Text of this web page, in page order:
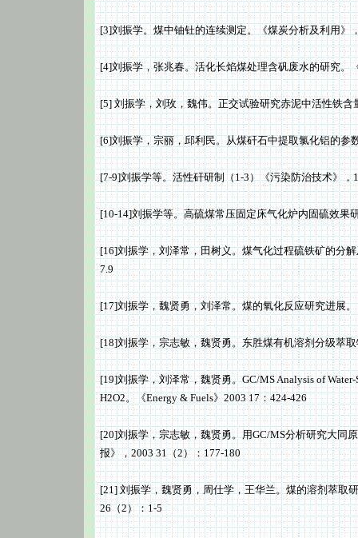
[3]刘振学。煤中铀钍的连续测定。《煤炭分析及利用》
[4]刘振学，张兆春。活化长焰煤处理含矾废水的研究。
[5] 刘振学，刘玫，魏伟。正交试验研究赤泥中活性铁
[6]刘振学，宗丽，邱利民。从煤矸石中提取氯化铝的参
[7-9]刘振学等。活性矸研制（1-3）《污染防治技术》，
[10-14]刘振学等。高硫煤常压固定床气化炉内固硫效果
[16]刘振学，刘泽常，田树义。煤气化过程硫铁矿的分
7.9
[17]刘振学，魏贤勇，刘泽常。煤的氧化反应研究进展
[18]刘振学，宗志敏，魏贤勇。东胜煤有机溶剂分级萃
[19]刘振学，刘泽常，魏贤勇。GC/MS Analysis of
H2O2。《Energy & Fuels》2003 17：424-426
[20]刘振学，宗志敏，魏贤勇。用GC/MS分析研究大同
报》，2003 31（2）：177-180
[21] 刘振学，魏贤勇，周仕学，王华兰。煤的溶剂萃取
26（2）：1-5